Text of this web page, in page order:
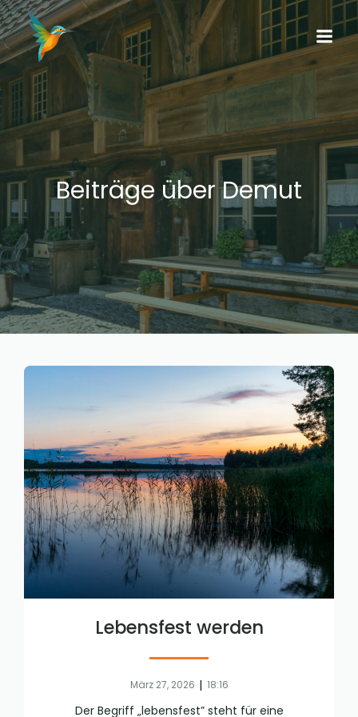
Beiträge über Demut
Lebensfest werden
März 27, 2026 | 18:16
Der Begriff „lebensfest” steht für eine